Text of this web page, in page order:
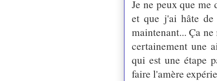
Je ne peux que
et que j'ai hâte
maintenant... Ça
certainement une
qui est une étape
faire l'amère